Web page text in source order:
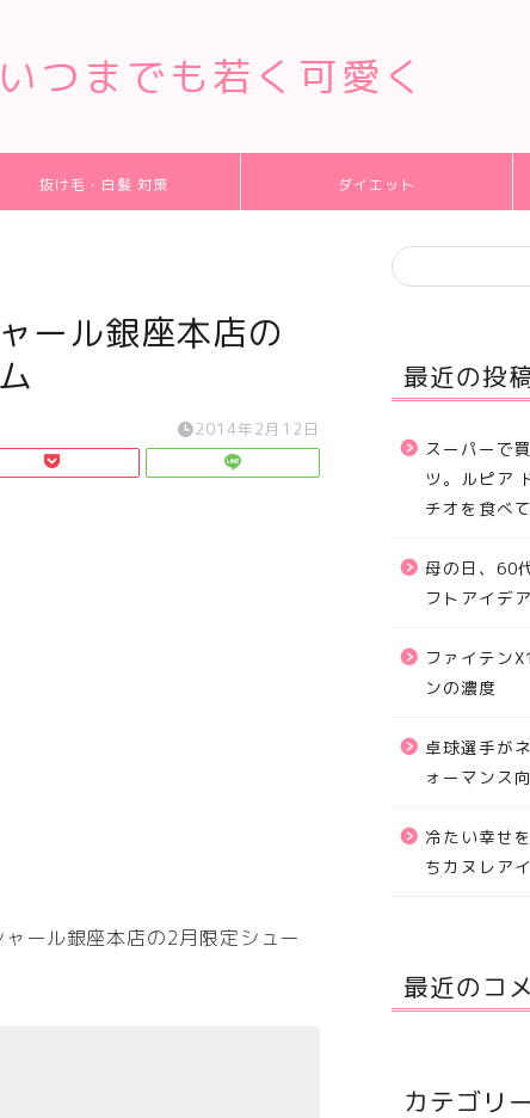
つまでも若く可愛く
抜け毛・白髪 対策 ダイエット
ール銀座本店の
2014年2月12日
ール銀座本店の2月限定シュー
最近の投
スーパーで
ツ。ルピア
チオを食べて
母の日、60
フトアイデア
ファイテン
ンの濃度
卓球選手が
ォーマンス
冷たい幸せ
ちカヌレア
最近のコ
カテゴリー